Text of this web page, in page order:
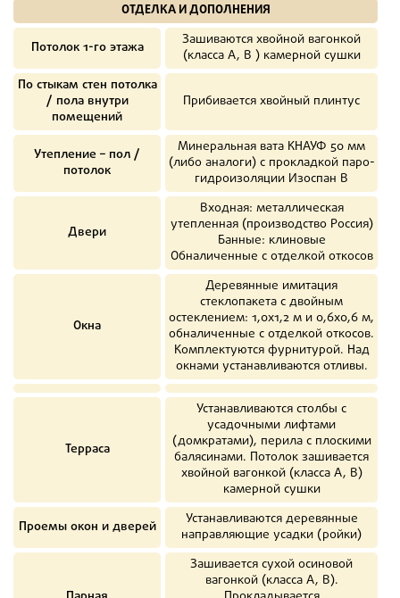
ОТДЕЛКА И ДОПОЛНЕНИЯ
Потолок 1-го этажа
Зашиваются хвойной вагонкой
(класса А, В ) камерной сушки
По стыкам стен потолка
/ пола внутри
помещений
Прибивается хвойный плинтус
Утепление – пол /
потолок
Минеральная вата КНАУФ 50 мм
(либо аналоги) с прокладкой паро-
гидроизоляции Изоспан В
Двери
Входная: металлическая
утепленная (производство Россия)
Банные: клиновые
Обналиченные с отделкой откосов
Окна
Деревянные имитация
стеклопакета с двойным
остеклением: 1,0х1,2 м и 0,6х0,6 м,
обналиченные с отделкой откосов.
Комплектуются фурнитурой. Над
окнами устанавливаются отливы.
Терраса
Устанавливаются столбы с
усадочными лифтами
(домкратами), перила с плоскими
балясинами. Потолок зашивается
хвойной вагонкой (класса А, В)
камерной сушки
Проемы окон и дверей
Устанавливаются деревянные
направляющие усадки (ройки)
Зашивается сухой осиновой
вагонкой (класса А, В).